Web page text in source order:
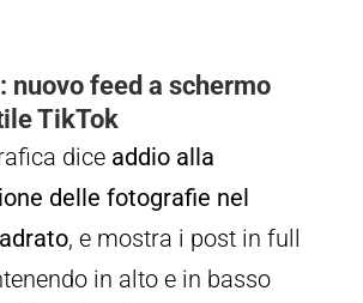
nuovo feed a schermo
TikTok
diceaddio alla
delle fotografie nel
, e mostra i post in full
in alto e in basso